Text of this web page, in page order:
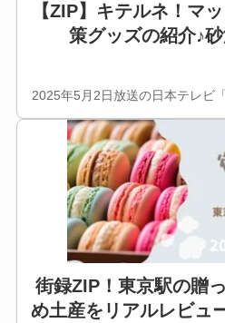
【ZIP】キテルネ！マ
策グッズの紹介♪
2025年5月2日放送の日本テレビ
街録ZIP！東京駅の贈
め土産をリアルレビュ